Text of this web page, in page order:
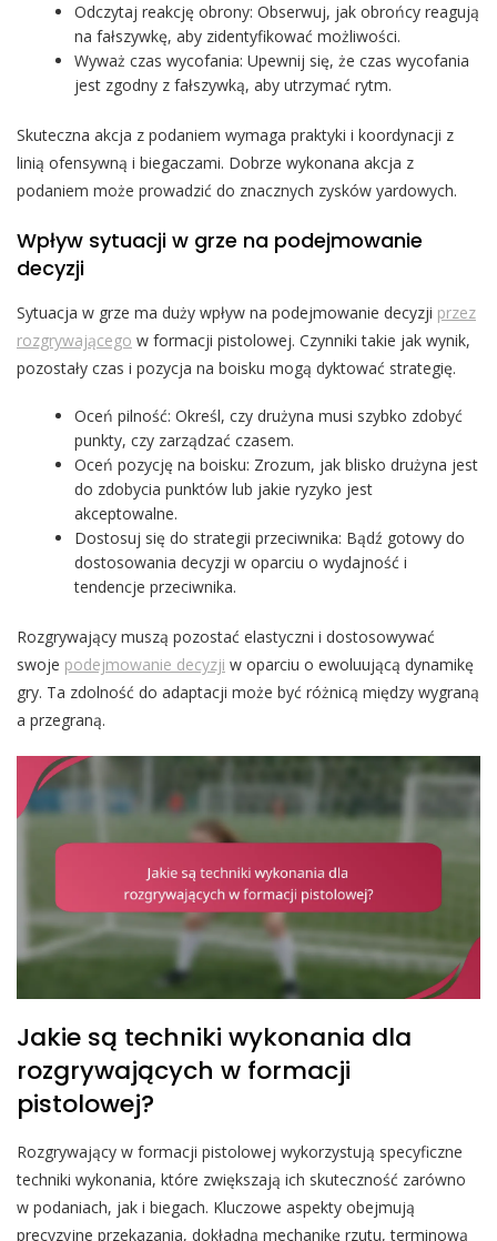
Odczytaj reakcję obrony: Obserwuj, jak obrońcy reagują
na fałszywkę, aby zidentyfikować możliwości.
Wyważ czas wycofania: Upewnij się, że czas wycofania
jest zgodny z fałszywką, aby utrzymać rytm.
Skuteczna akcja z podaniem wymaga praktyki i koordynacji z
linią ofensywną i biegaczami. Dobrze wykonana akcja z
podaniem może prowadzić do znacznych zysków yardowych.
Wpływ sytuacji w grze na podejmowanie
decyzji
Sytuacja w grze ma duży wpływ na podejmowanie decyzji przez
rozgrywającego w formacji pistolowej. Czynniki takie jak wynik,
pozostały czas i pozycja na boisku mogą dyktować strategię.
Oceń pilność: Określ, czy drużyna musi szybko zdobyć
punkty, czy zarządzać czasem.
Oceń pozycję na boisku: Zrozum, jak blisko drużyna jest
do zdobycia punktów lub jakie ryzyko jest
akceptowalne.
Dostosuj się do strategii przeciwnika: Bądź gotowy do
dostosowania decyzji w oparciu o wydajność i
tendencje przeciwnika.
Rozgrywający muszą pozostać elastyczni i dostosowywać
swoje podejmowanie decyzji w oparciu o ewoluującą dynamikę
gry. Ta zdolność do adaptacji może być różnicą między wygraną
a przegraną.
Jakie są techniki wykonania dla
rozgrywających w formacji
pistolowej?
Rozgrywający w formacji pistolowej wykorzystują specyficzne
techniki wykonania, które zwiększają ich skuteczność zarówno
w podaniach, jak i biegach. Kluczowe aspekty obejmują
precyzyjne przekazania, dokładną mechanikę rzutu, terminową